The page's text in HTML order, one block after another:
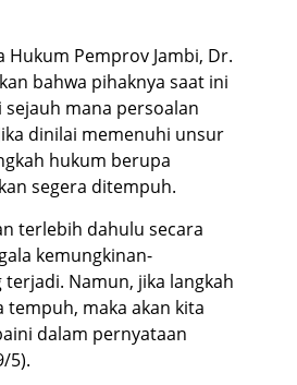
Hukum Pemprov Jambi, Dr.
bahwa pihaknya saat ini
mana persoalan
dinilai memenuhi unsur
hukum berupa
segera ditempuh.
terlebih dahulu secara
kemungkinan-
Namun, jika langkah
maka akan kita
dalam pernyataan
5).